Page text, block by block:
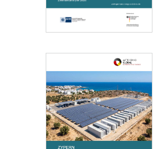
Öffnet PDF "Zypern: